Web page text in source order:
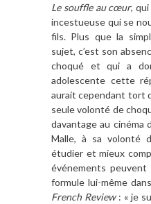
Le souffle au cœur,
incestueuse qui se
fils. Plus que la
sujet, c’est son
choqué et qui a
adolescente cette
aurait cependant tort
seule volonté de
davantage au cinéma
Malle, à sa volonté
étudier et mieux
événements peuvent
formule lui-même
French Review : « je